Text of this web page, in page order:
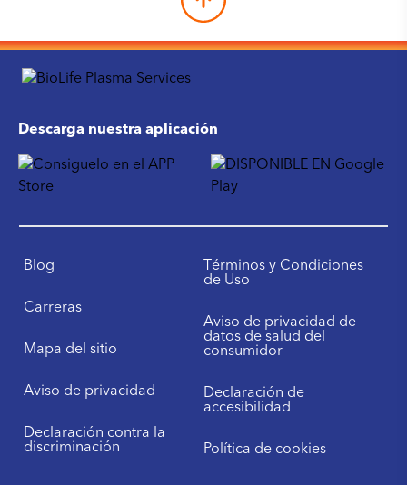
Descarga nuestra aplicación
Blog
Carreras
Mapa del sitio
Aviso de privacidad
Declaración contra la
discriminación
Términos y Condiciones
de Uso
Aviso de privacidad de
datos de salud del
consumidor
Declaración de
accesibilidad
Política de cookies